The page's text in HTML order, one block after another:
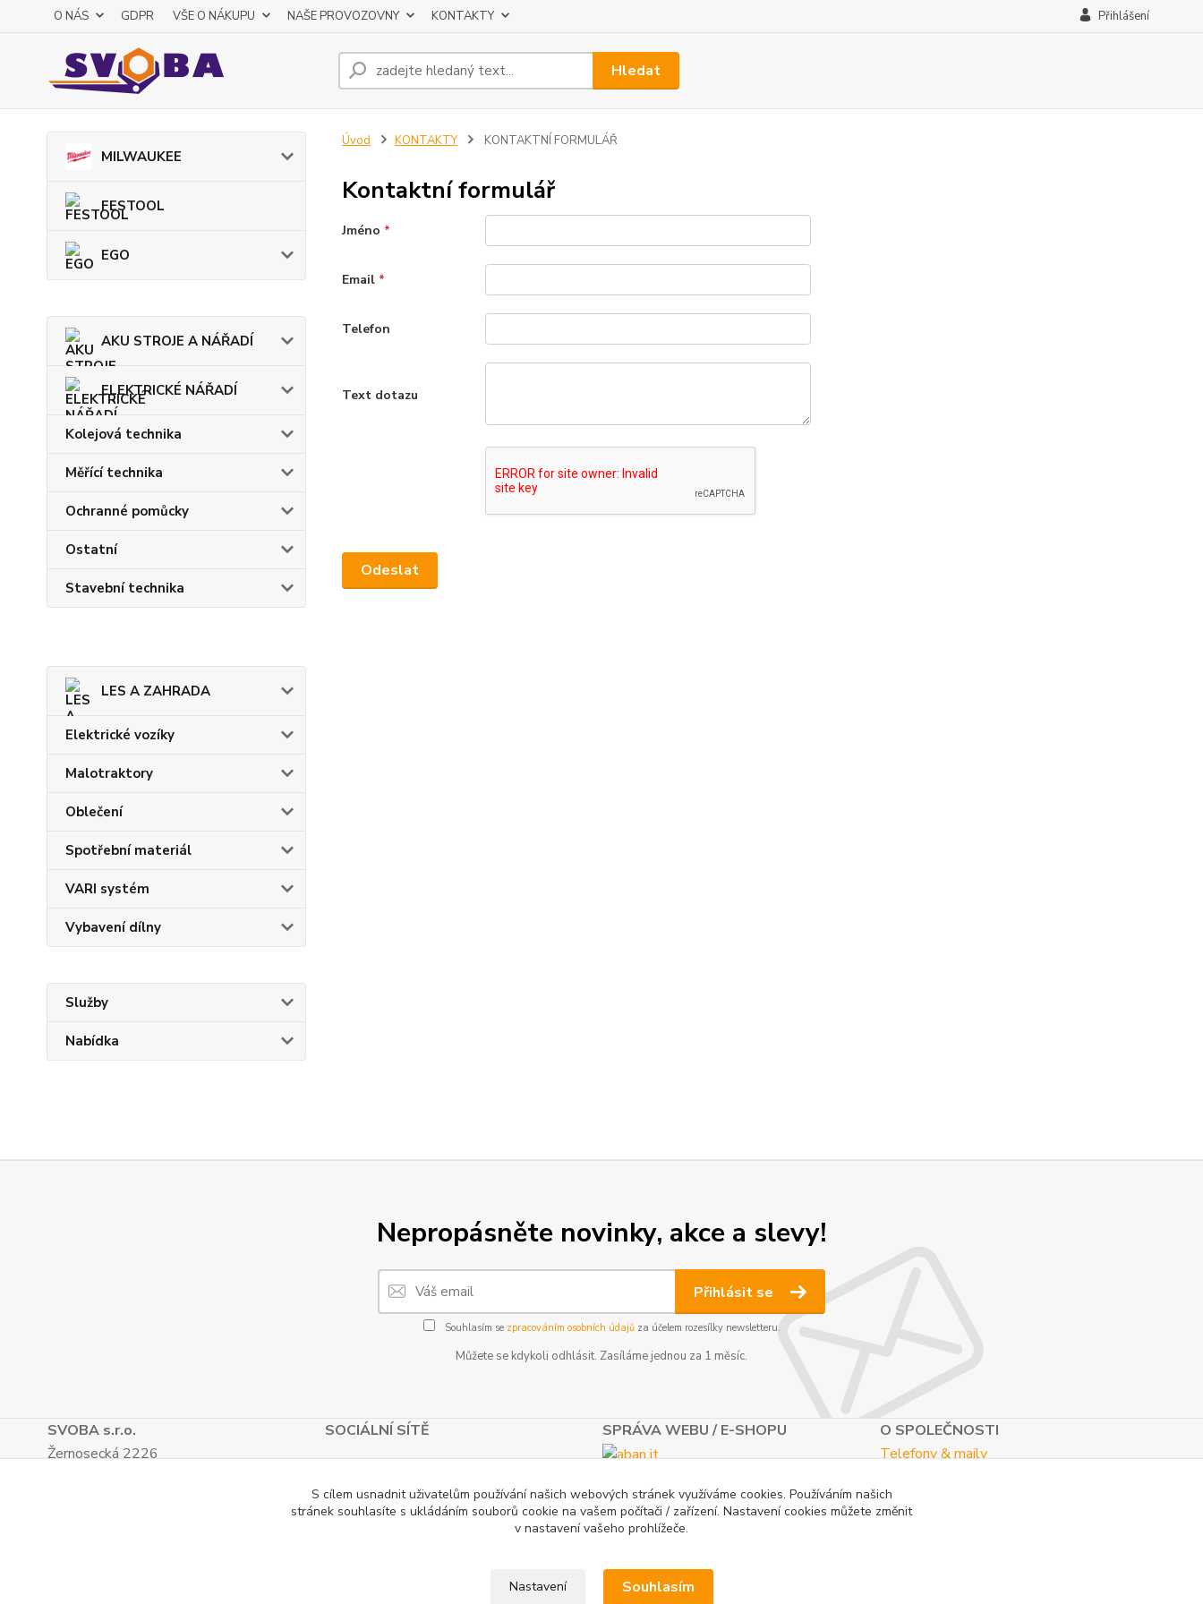
O NÁS GDPR VŠE O NÁKUPU NAŠE PROVOZOVNY KONTAKTY Přihlášení
Hledat
MILWAUKEE
FESTOOL
EGO
AKU STROJE A NÁŘADÍ
ELEKTRICKÉ NÁŘADÍ
Kolejová technika
Měřící technika
Ochranné pomůcky
Ostatní
Stavební technika
LES A ZAHRADA
Elektrické vozíky
Malotraktory
Oblečení
Spotřební materiál
VARI systém
Vybavení dílny
Služby
Nabídka
Úvod KONTAKTY KONTAKTNÍ FORMULÁŘ
Kontaktní formulář
Jméno *
Email *
Telefon
Text dotazu
Nepropásněte novinky, akce a slevy!
Přihlásit se
Souhlasím se zpracováním osobních údajůza účelem rozesílky newsletteru.
Můžete se kdykoli odhlásit. Zasíláme jednou za 1 měsíc.
SVOBA s.r.o. SOCIÁLNÍ SÍTĚ SPRÁVA WEBU / E-SHOPU
O SPOLEČNOSTI
Žernosecká 2226
Telefony & maily
O nás
S cílem usnadnit uživatelům používání našich webových stránek využíváme cookies. Používáním našich
stránek souhlasíte s ukládáním souborů cookie na vašem počítači / zařízení. Nastavení cookies můžete změnit
v nastavení vašeho prohlížeče.
Nastavení Souhlasím